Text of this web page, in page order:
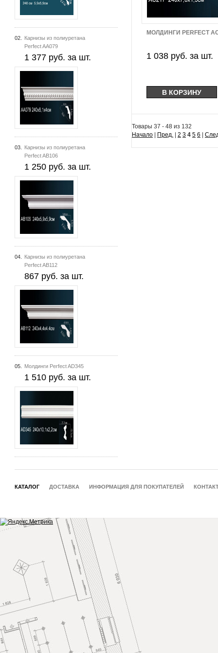
02.
Карнизы из полиуретана
Perfect AA079
1 377 руб. за шт.
03.
Карнизы из полиуретана
Perfect AB106
1 250 руб. за шт.
04.
Карнизы из полиуретана
Perfect AB112
867 руб. за шт.
05. Молдинги Perfect AD345
1 510 руб. за шт.
МОЛДИНГИ PERFECT
1 038 руб. за шт.
Товары 37 - 48 из 132
Начало
Пред. 2 3 4 5 6
КАТАЛОГ ДОСТАВКА ИНФОРМАЦИЯ ДЛЯ ПОКУПАТЕЛЕЙ